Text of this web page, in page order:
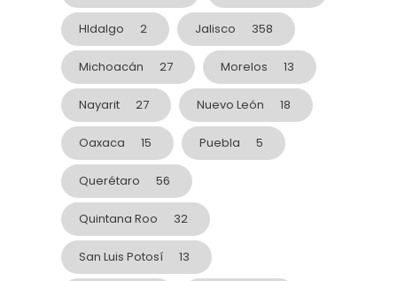
HIdalgo 2 Jalisco 358
Michoacán 27 Morelos 13
Nayarit 27 Nuevo León 18
Oaxaca 15 Puebla 5
Querétaro 56
Quintana Roo 32
San Luis Potosí 13